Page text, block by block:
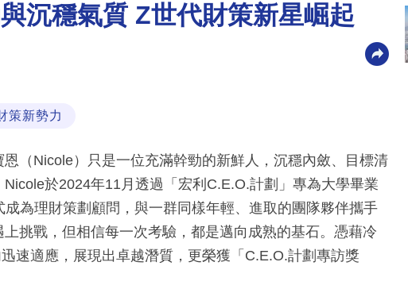
沉穩氣質 Z世代財策新星崛起
策新勢力
（Nicole）只是一位充滿幹勁的新鮮人，沉穩內斂、目標清
於2024年11月透過「宏利C.E.O.計劃」專為大學畢業
為理財策劃顧問，與一群同樣年輕、進取的團隊夥伴攜手
挑戰，但相信每一次考驗，都是邁向成熟的基石。憑藉冷
速適應，展現出卓越潛質，更榮獲「C.E.O.計劃專訪獎